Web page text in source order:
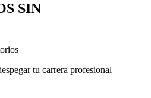
SIN
tu carrera profesional